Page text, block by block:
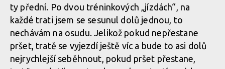
ty přední. Po dvou tréninkových „jízdách“, na
každé trati jsem se sesunul dolů jednou, to
nechávám na osudu. Jelikož pokud nepřestane
pršet, tratě se vyjezdí ještě víc a bude to asi dolů
nejrychlejší seběhnout, pokud pršet přestane,